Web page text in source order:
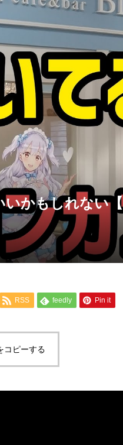
かもしれない
RSS feedly Pin it
コピーする